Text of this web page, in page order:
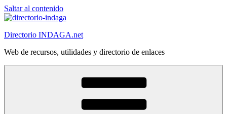
Saltar al contenido
Directorio INDAGA.net
Web de recursos, utilidades y directorio de enlaces